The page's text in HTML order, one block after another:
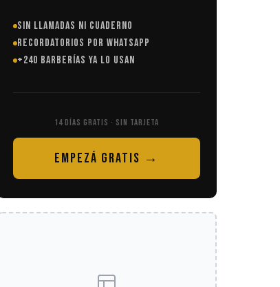
SIN LLAMADAS NI CUADERNO
RECORDATORIOS POR WHATSAPP
+240 BARBERÍAS YA LO USAN
14 DÍAS GRATIS · SIN TARJETA
EMPEZÁ GRATIS →